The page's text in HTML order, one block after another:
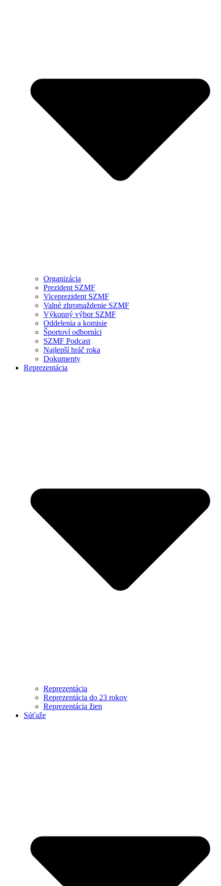
Organizácia
Prezident SZMF
Viceprezident SZMF
Valné zhromaždenie SZMF
Výkonný výbor SZMF
Oddelenia a komisie
Športoví odborníci
SZMF Podcast
Najlepší hráč roka
Dokumenty
Reprezentácia
Reprezentácia
Reprezentácia do 23 rokov
Reprezentácia žien
Súťaže